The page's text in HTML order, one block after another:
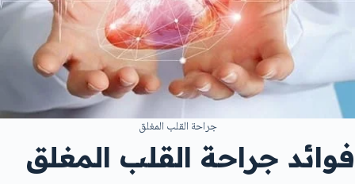
جراحة القلب المغلق
فوائد جراحة القلب المغلق